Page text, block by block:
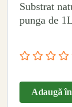
Substrat
punga de 1L
Adaugă în